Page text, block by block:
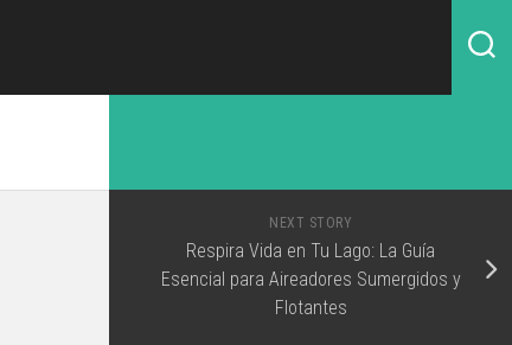
NEXT STORY
Respira Vida en Tu Lago: La Guía
Esencial para Aireadores Sumergidos y
Flotantes